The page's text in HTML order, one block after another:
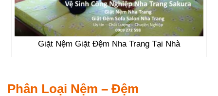
Giặt Nệm Giặt Đệm Nha Trang Tại Nhà
Phân Loại Nệm – Đệm